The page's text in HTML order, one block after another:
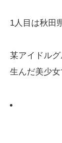
1人目は秋田
某アイドル
生んだ美少